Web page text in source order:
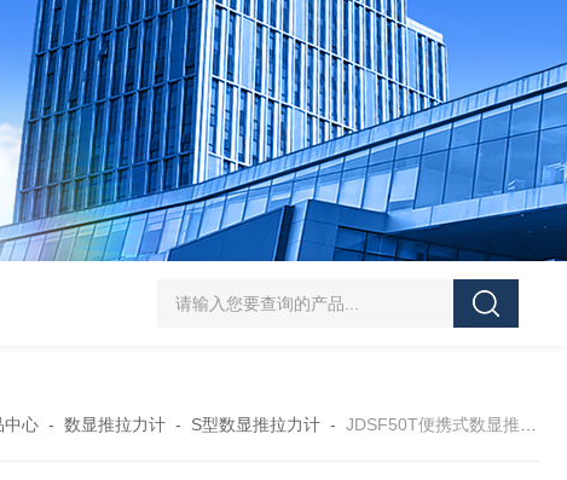
5-300N.m的扭矩扳手检定仪 机械扳手校准仪 JDSF100KN电子式拉
中心- 数显推拉力计- S型数显推拉力计- JDSF50T便携式数显推拉力计 S型拉压力测试仪